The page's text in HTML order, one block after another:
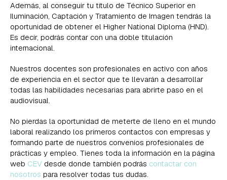
Además, al conseguir tu título de Técnico Superior en
Iluminación, Captación y Tratamiento de Imagen tendrás la
oportunidad de obtener el Higher National Diploma (HND).
Es decir, podrás contar con una doble titulación
internacional.
Nuestros docentes son profesionales en activo con años
de experiencia en el sector que te llevarán a desarrollar
todas las habilidades necesarias para abrirte paso en el
audiovisual.
No pierdas la oportunidad de meterte de lleno en el mundo
laboral realizando los primeros contactos con empresas y
formando parte de nuestros convenios profesionales de
prácticas y empleo. Tienes toda la información en la página
web CEV desde donde también podrás contactar con
nosotros para resolver todas tus dudas.